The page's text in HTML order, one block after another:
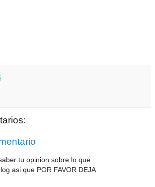
tu opinion sobre lo que
asi que POR FAVOR DEJA